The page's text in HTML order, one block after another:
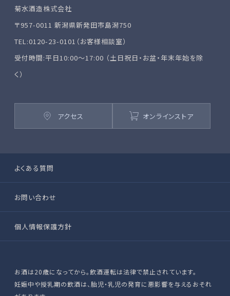
菊水酒造株式会社
〒957-0011 新潟県新発田市島潟750
TEL:0120-23-0101（お客様相談室）
受付時間:平日10:00～17:00 （土日祝日・お盆・年末年始を除
く）
アクセス オンラインストア
よくある質問
お問い合わせ
個人情報保護方針
お酒は20歳になってから。飲酒運転は法律で禁止されています。
妊娠中や授乳期の飲酒は、胎児・乳児の発育に悪影響を与えるおそれ